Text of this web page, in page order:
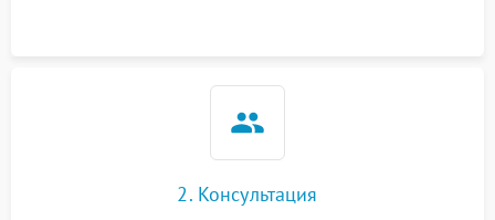
2. Консультация